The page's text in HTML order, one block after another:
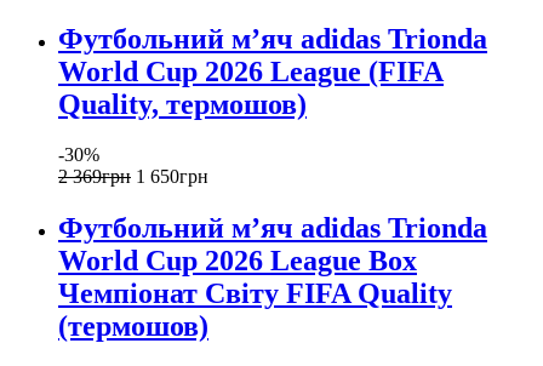
Футбольний м’яч adidas Trionda
World Cup 2026 League (FIFA
Quality, термошов)
-30%
2 369грн 1 650грн
Футбольний м’яч adidas Trionda
World Cup 2026 League Box
Чемпіонат Світу FIFA Quality
(термошов)